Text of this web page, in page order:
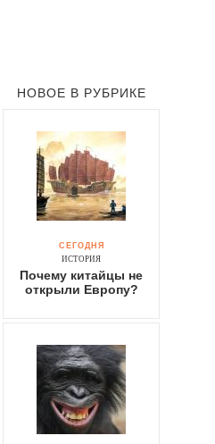
НОВОЕ В РУБРИКЕ
СЕГОДНЯ
ИСТОРИЯ
Почему китайцы не
открыли Европу?